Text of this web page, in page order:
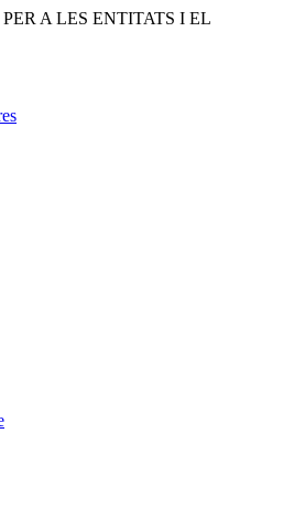
A LES ENTITATS I EL